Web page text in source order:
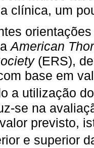
clínica, um
American
(ERS),
base em
a utilização
se na
previsto,
e superior